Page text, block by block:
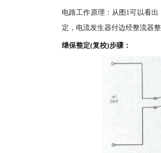
电路工作原理：从图1可以看
定，电流发生器付边经整流器
继保整定(复校)步骤：